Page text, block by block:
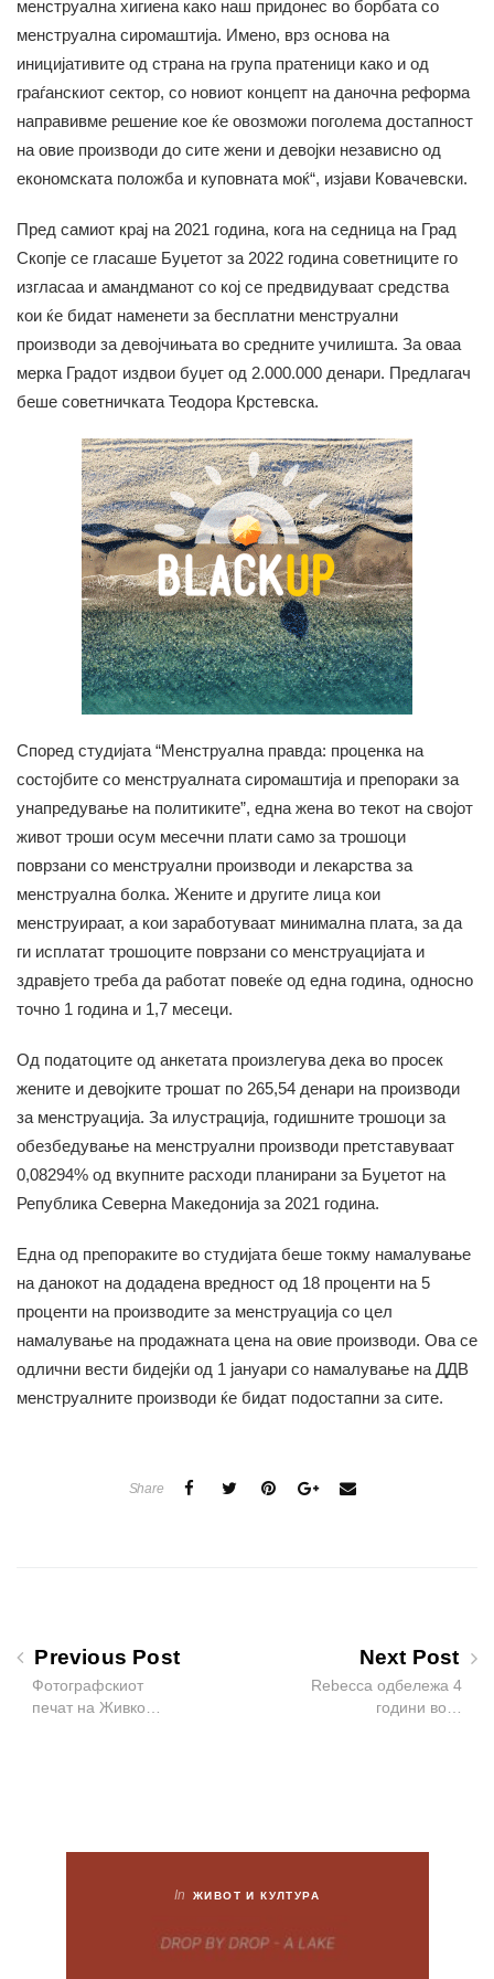
менструална хигиена како наш придонес во борбата со
менструална сиромаштија. Имено, врз основа на
иницијативите од страна на група пратеници како и од
граѓанскиот сектор, со новиот концепт на даночна реформа
направивме решение кое ќе овозможи поголема достапност
на овие производи до сите жени и девојки независно од
економската положба и куповната моќ“, изјави Ковачевски.
Пред самиот крај на 2021 година, кога на седница на Град
Скопје се гласаше Буџетот за 2022 година советниците го
изгласаа и амандманот со кој се предвидуваат средства
кои ќе бидат наменети за бесплатни менструални
производи за девојчињата во средните училишта. За оваа
мерка Градот издвои буџет од 2.000.000 денари. Предлагач
беше советничката Теодора Крстевска.
Според студијата “Менструална правда: проценка на
состојбите со менструалната сиромаштија и препораки за
унапредување на политиките”, една жена во текот на својот
живот троши осум месечни плати само за трошоци
поврзани со менструални производи и лекарства за
менструална болка. Жените и другите лица кои
менструираат, а кои заработуваат минимална плата, за да
ги исплатат трошоците поврзани со менструацијата и
здравјето треба да работат повеќе од една година, односно
точно 1 година и 1,7 месеци.
Од податоците од анкетата произлегува дека во просек
жените и девојките трошат по 265,54 денари на производи
за менструација. За илустрација, годишните трошоци за
обезбедување на менструални производи претставуваат
0,08294% од вкупните расходи планирани за Буџетот на
Република Северна Македонија за 2021 година.
Една од препораките во студијата беше токму намалување
на данокот на додадена вредност од 18 проценти на 5
проценти на производите за менструација со цел
намалување на продажната цена на овие производи. Ова се
одлични вести бидејќи од 1 јануари со намалување на ДДВ
менструалните производи ќе бидат подостапни за сите.
Share
Previous Post
Фотографскиот
печат на Живко…
Next Post
Rebecca одбележа 4
години во…
In ЖИВОТ И КУЛТУРА